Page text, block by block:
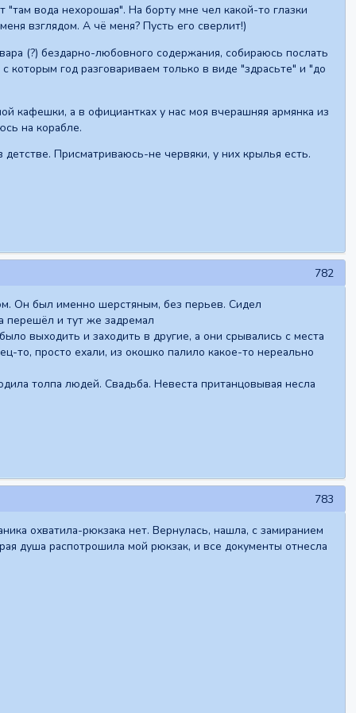
вода нехорошая". На борту мне чел какой-то глазки
взглядом. А чё меня? Пусть его сверлит!)
(?) бездарно-любовного содержания, собираюсь послать
год разговариваем только в виде "здрасьте" и "до
кафешки, а в официантках у нас моя вчерашняя армянка из
на корабле.
Присматриваюсь-не червяки, у них крылья есть.
782
Он был именно шерстяным, без перьев. Сидел
перешёл и тут же задремал
выходить и заходить в другие, а они срывались с места
то, просто ехали, из окошко палило какое-то нереально
толпа людей. Свадьба. Невеста пританцовывая несла
783
охватила-рюкзака нет. Вернулась, нашла, с замиранием
душа распотрошила мой рюкзак, и все документы отнесла